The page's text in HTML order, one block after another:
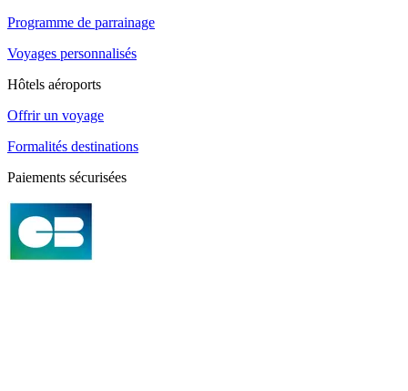
Programme de parrainage
Voyages personnalisés
Hôtels aéroports
Offrir un voyage
Formalités destinations
Paiements sécurisées